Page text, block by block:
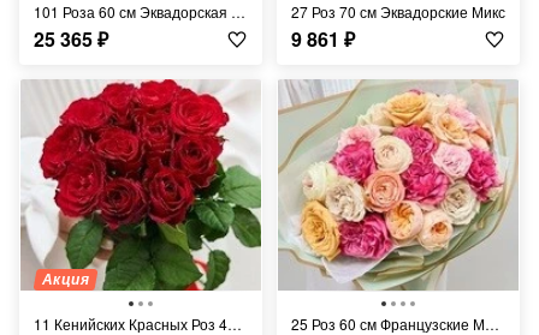
101 Роза 60 см Эквадорская Микс
25 365₽
27 Роз 70 см Эквадорские Микс
9 861 ₽
Акция
11 Кенийских Красных Роз 40 см 25 Роз 60 см Французские Микс